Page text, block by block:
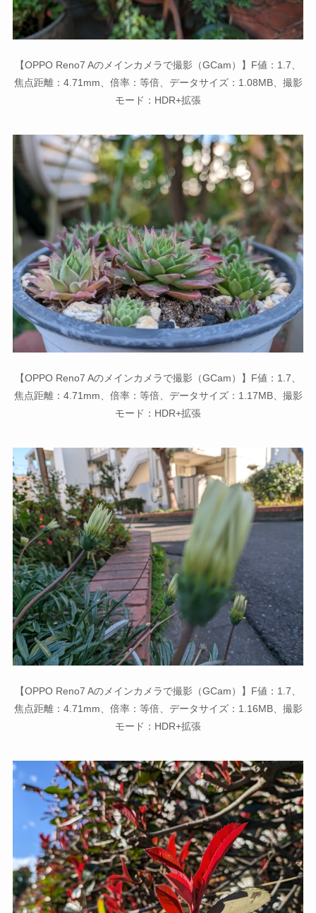
【OPPO Reno7 Aのメインカメラで撮影（GCam）】F値：1.7、
焦点距離：4.71mm、倍率：等倍、データサイズ：1.08MB、撮影
モード：HDR+拡張
【OPPO Reno7 Aのメインカメラで撮影（GCam）】F値：1.7、
焦点距離：4.71mm、倍率：等倍、データサイズ：1.17MB、撮影
モード：HDR+拡張
【OPPO Reno7 Aのメインカメラで撮影（GCam）】F値：1.7、
焦点距離：4.71mm、倍率：等倍、データサイズ：1.16MB、撮影
モード：HDR+拡張